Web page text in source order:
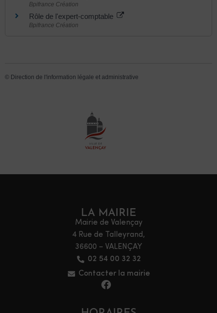
Bpifrance Création
Rôle de l'expert-comptable
Bpifrance Création
© Direction de l'information légale et administrative
LA MAIRIE
Mairie de Valençay
4 Rue de Talleyrand,
36600 – VALENÇAY
02 54 00 32 32
Contacter la mairie